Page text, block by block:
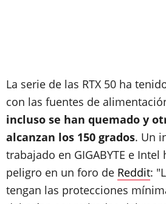
La serie de las RTX 50 ha
con las fuentes de
incluso se han quemado y
alcanzan los 150 grados. Un
trabajado en GIGABYTE e
peligro en un foro de Reddit:
tengan las protecciones